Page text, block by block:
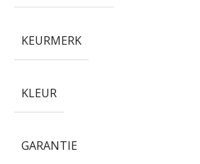
KEURMERK
KLEUR
GARANTIE